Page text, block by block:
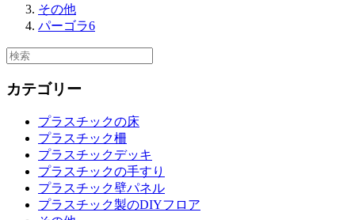
その他
パーゴラ6
カテゴリー
プラスチックの床
プラスチック柵
プラスチックデッキ
プラスチックの手すり
プラスチック壁パネル
プラスチック製のDIYフロア